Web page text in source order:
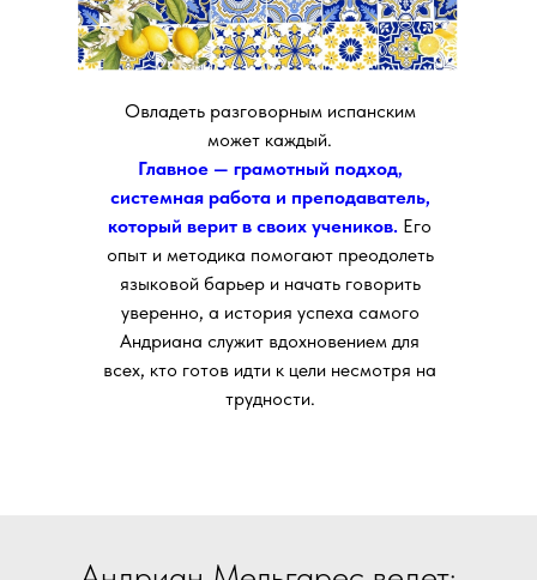
Овладеть разговорным испанским
может каждый.
Главное — грамотный подход,
системная работа и преподаватель,
который верит в своих учеников. Его
опыт и методика помогают преодолеть
языковой барьер и начать говорить
уверенно, а история успеха самого
Андриана служит вдохновением для
всех, кто готов идти к цели несмотря на
трудности.